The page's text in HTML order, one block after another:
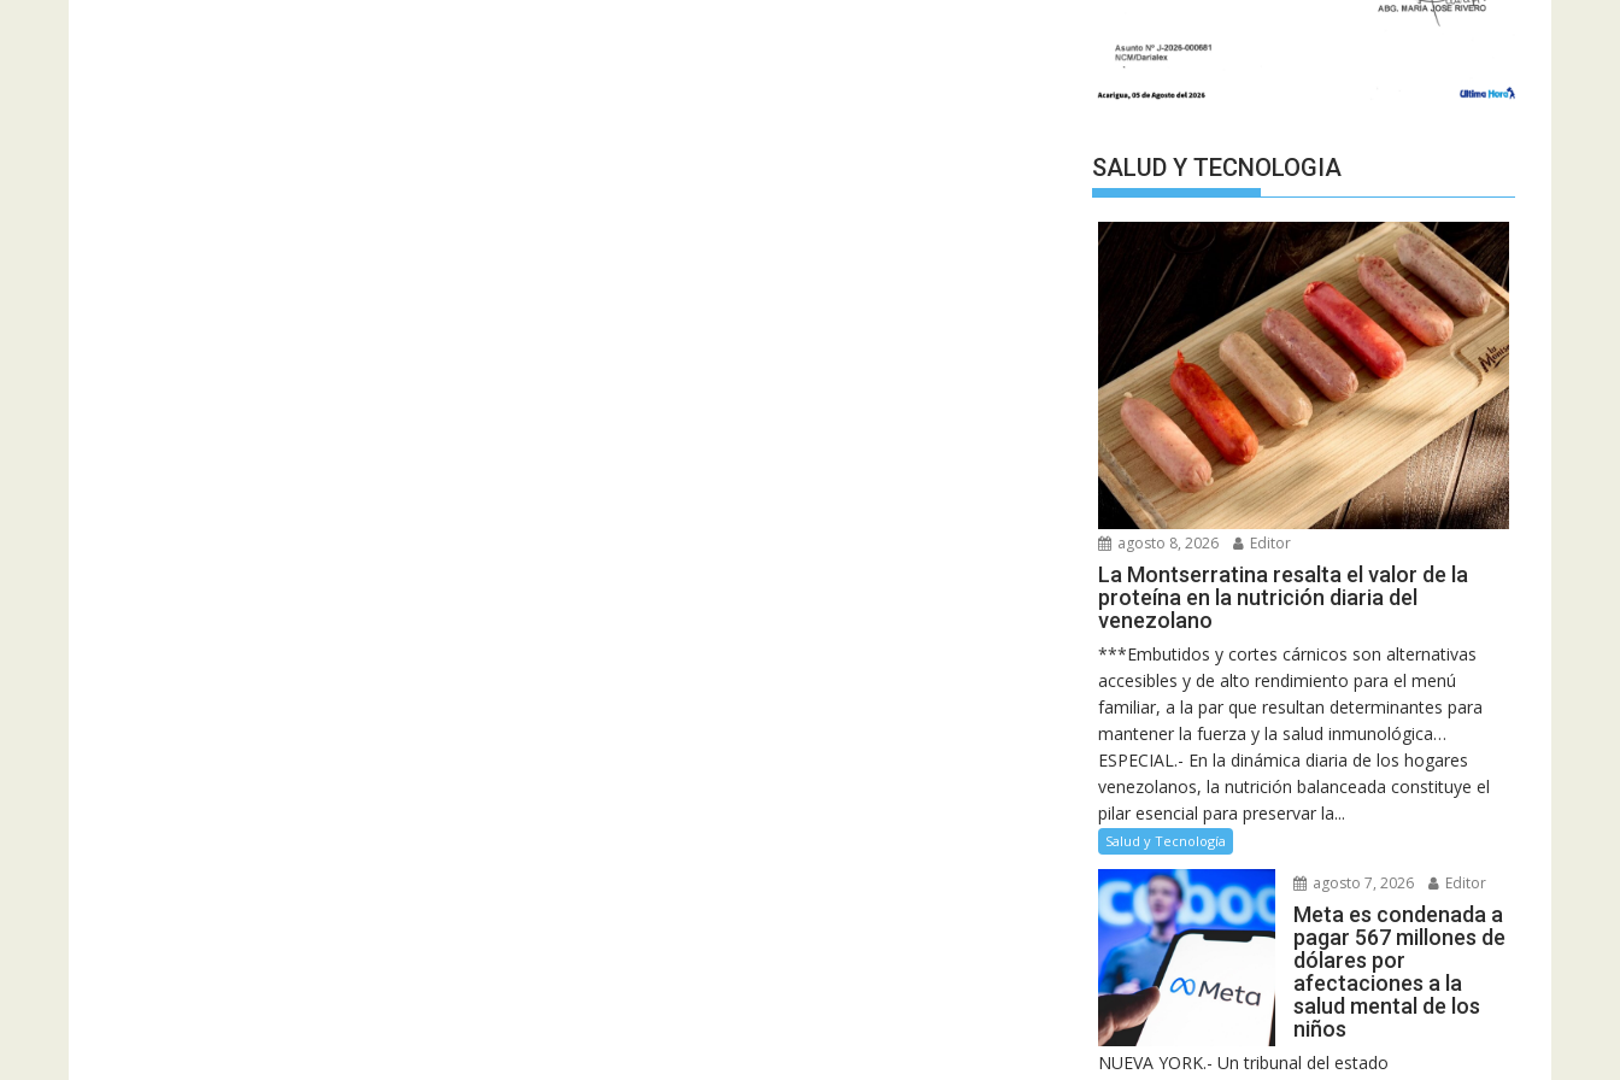
SALUD Y TECNOLOGIA
agosto 8, 2026 Editor
La Montserratina resalta el valor de la
proteína en la nutrición diaria del
venezolano
***Embutidos y cortes cárnicos son alternativas
accesibles y de alto rendimiento para el menú
familiar, a la par que resultan determinantes para
mantener la fuerza y la salud inmunológica…
ESPECIAL.- En la dinámica diaria de los hogares
venezolanos, la nutrición balanceada constituye el
pilar esencial para preservar la...
Salud y Tecnología
agosto 7, 2026 Editor
Meta es condenada a
pagar 567 millones de
dólares por
afectaciones a la
salud mental de los
niños
NUEVA YORK.- Un tribunal del estado